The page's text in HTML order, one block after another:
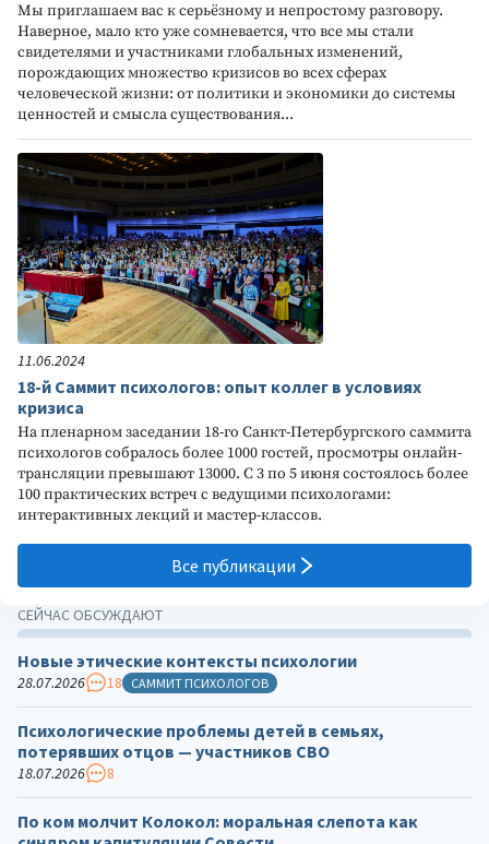
Мы приглашаем вас к серьёзному и непростому разговору.
Наверное, мало кто уже сомневается, что все мы стали
свидетелями и участниками глобальных изменений,
порождающих множество кризисов во всех сферах
человеческой жизни: от политики и экономики до системы
ценностей и смысла существования...
11.06.2024
18-й Саммит психологов: опыт коллег в условиях
кризиса
На пленарном заседании 18-го Санкт-Петербургского саммита
психологов собралось более 1000 гостей, просмотры онлайн-
трансляции превышают 13000. С 3 по 5 июня состоялось более
100 практических встреч с ведущими психологами:
интерактивных лекций и мастер-классов.
Все публикации
СЕЙЧАС ОБСУЖДАЮТ
Новые этические контексты психологии
28.07.2026 18 САММИТ ПСИХОЛОГОВ
Психологические проблемы детей в семьях,
потерявших отцов — участников СВО
18.07.2026 8
По ком молчит Колокол: моральная слепота как